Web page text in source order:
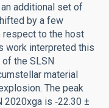
additional set of
by a few
respect to the host
work interpreted this
the SLSN
material
The peak
is ‑22.30 ±